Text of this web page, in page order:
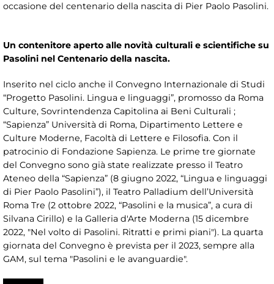
occasione del centenario della nascita di Pier Paolo Pasolini.
Un contenitore aperto alle novità culturali e scientifiche su
Pasolini nel Centenario della nascita.
Inserito nel ciclo anche il Convegno Internazionale di Studi
“Progetto Pasolini. Lingua e linguaggi”, promosso da Roma
Culture, Sovrintendenza Capitolina ai Beni Culturali ;
“Sapienza” Università di Roma, Dipartimento Lettere e
Culture Moderne, Facoltà di Lettere e Filosofia. Con il
patrocinio di Fondazione Sapienza. Le prime tre giornate
del Convegno sono già state realizzate presso il Teatro
Ateneo della “Sapienza” (8 giugno 2022, “Lingua e linguaggi
di Pier Paolo Pasolini”), il Teatro Palladium dell’Università
Roma Tre (2 ottobre 2022, “Pasolini e la musica”, a cura di
Silvana Cirillo) e la Galleria d'Arte Moderna (15 dicembre
2022, "Nel volto di Pasolini. Ritratti e primi piani"). La quarta
giornata del Convegno è prevista per il 2023, sempre alla
GAM, sul tema "Pasolini e le avanguardie".